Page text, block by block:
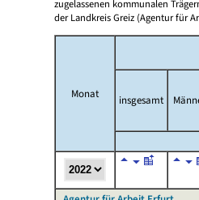
zugelassenen kommunalen
der Landkreis Greiz (Agentur für
Monat insgesamt